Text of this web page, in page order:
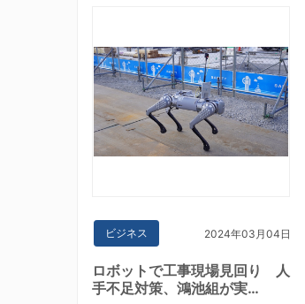
ビジネス 2024年03月04日
ロボットで工事現場見回り 人
手不足対策、鴻池組が実…